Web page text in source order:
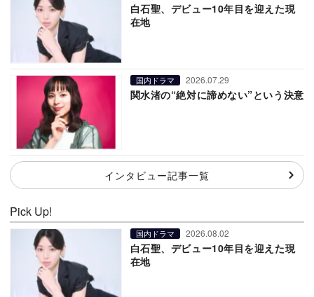
白石聖、デビュー10年目を迎えた現
在地
国内ドラマ 2026.07.29
関水渚の“絶対に諦めない”という決意
インタビュー記事一覧
Pick Up!
国内ドラマ 2026.08.02
白石聖、デビュー10年目を迎えた現
在地